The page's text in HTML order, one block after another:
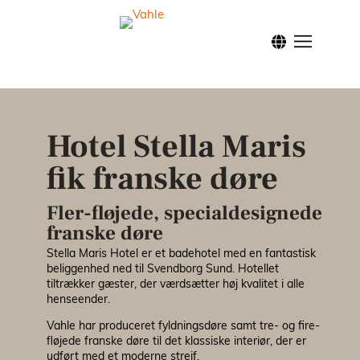
Forside
Nordic
Hotel Stella Maris
fik franske døre
Fler-fløjede, specialdesignede
franske døre
Stella Maris Hotel er et badehotel med en fantastisk
beliggenhed ned til Svendborg Sund. Hotellet
tiltrækker gæster, der værdsætter høj kvalitet i alle
henseender.
Vahle har produceret fyldningsdøre samt tre- og fire-
fløjede franske døre til det klassiske interiør, der er
udført med et moderne strejf.